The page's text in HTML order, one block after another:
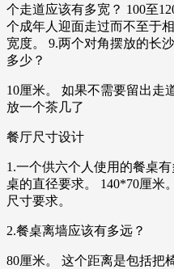
个走道应该有多宽？ 100至
个成年人迎面走过而不至于
宽度。 9.两个对角摆放的长
多少？
10厘米。 如果不需要留出走
放一个茶几了
餐厅尺寸设计
1.一个供六个人使用的餐桌
桌的直径要求。 140*70厘米
尺寸要求。
2.餐桌离墙应该有多远？
80厘米。 这个距离是包括把